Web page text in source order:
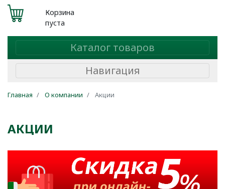
Корзина
пуста
Каталог товаров
Навигация
Главная О компании Акции
АКЦИИ